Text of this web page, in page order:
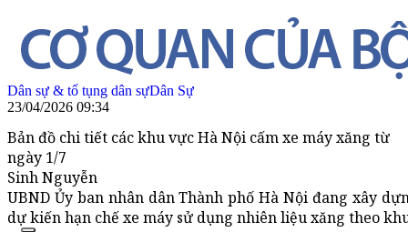
Dân sự & tố tụng dân sựDân Sự
23/04/2026 09:34
Bản đồ chi tiết các khu vực Hà Nội cấm xe máy xăng từ
ngày 1/7
Sinh Nguyễn
UBND Ủy ban nhân dân Thành phố Hà Nội đang xây
dự kiến hạn chế xe máy sử dụng nhiên liệu xăng theo